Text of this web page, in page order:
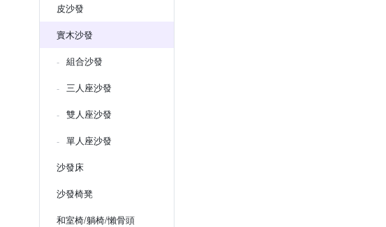
皮沙發
實木沙發
組合沙發
三人座沙發
雙人座沙發
單人座沙發
沙發床
沙發椅凳
和室椅/躺椅/懶骨頭